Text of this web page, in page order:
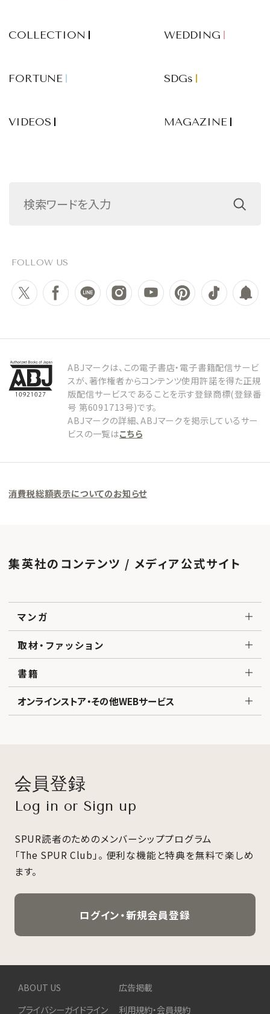
COLLECTION WEDDING
FORTUNE SDGs
VIDEOS MAGAZINE
FOLLOW US
ABJマークは、この電子書店・電子書籍配信サービ
スが、著作権者からコンテンツ使用許諾を得た正規
版配信サービスであることを示す登録商標(登録番
号 第6091713号)です。
ABJマークの詳細、ABJマークを掲示しているサー
ビスの一覧はこちら
消費税総額表示についてのお知らせ
集英社のコンテンツ / メディア公式サイト
マンガ
取材・ファッション
書籍
オンラインストア・その他WEBサービス
会員登録
Log in or Sign up
SPUR読者のためのメンバーシッププログラム
「The SPUR Club」。 便利な機能と特典を無料で楽しめ
ます。
ログイン・新規会員登録
ABOUT US
広告掲載
プライバシーガイドライン
利用規約・会員規約